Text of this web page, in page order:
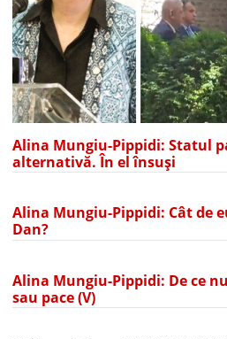
Alina Mungiu-Pippidi: Statul
alternativă. În el însuși
Alina Mungiu-Pippidi: Cât de
Dan?
Alina Mungiu-Pippidi: De ce
sau pace (V)